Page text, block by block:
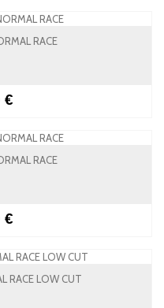
RACE
€
RACE
€
RACE LOW CUT